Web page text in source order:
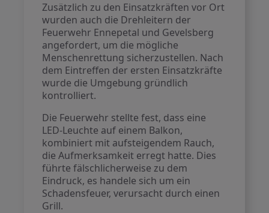
Zusätzlich zu den Einsatzkräften vor Ort
wurden auch die Drehleitern der
Feuerwehr Ennepetal und Gevelsberg
angefordert, um die mögliche
Menschenrettung sicherzustellen. Nach
dem Eintreffen der ersten Einsatzkräfte
wurde die Umgebung gründlich
kontrolliert.
Die Feuerwehr stellte fest, dass eine
LED-Leuchte auf einem Balkon,
kombiniert mit aufsteigendem Rauch,
die Aufmerksamkeit erregt hatte. Dies
führte fälschlicherweise zu dem
Eindruck, es handele sich um ein
Schadensfeuer, verursacht durch einen
Grill.